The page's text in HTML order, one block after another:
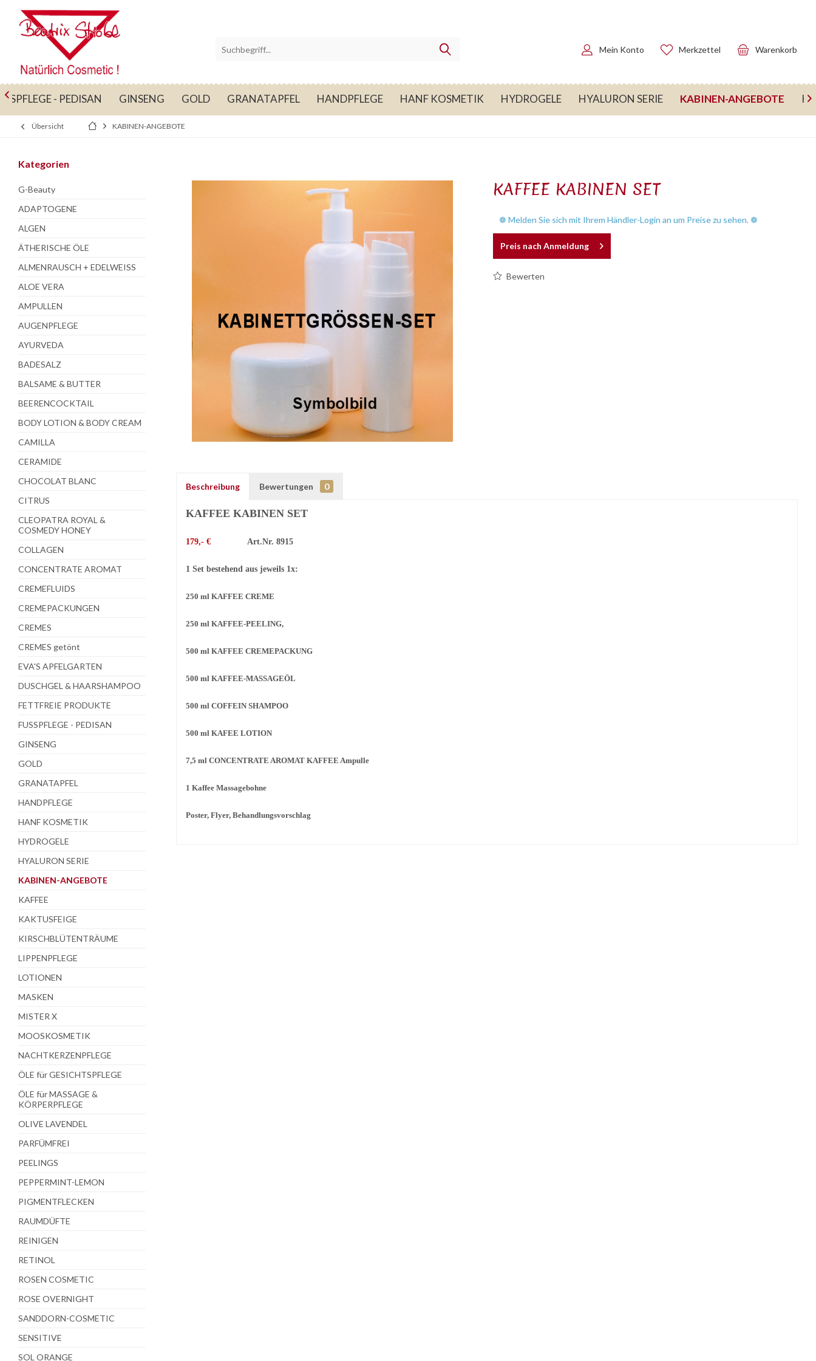
Warenkorb
Merkzettel
Mein Konto
- PEDISAN GINSENG GOLD GRANATAPFEL HANDPFLEGE HANF KOSMETIK HYDROGELE HYALURON SERIE KABINEN-ANGEBOTE
 
Übersicht KABINEN-ANGEBOTE
Kategorien
G-Beauty
ADAPTOGENE
ALGEN
ÄTHERISCHE ÖLE
ALMENRAUSCH + EDELWEISS
ALOE VERA
AMPULLEN
AUGENPFLEGE
AYURVEDA
BADESALZ
BALSAME & BUTTER
BEERENCOCKTAIL
BODY LOTION & BODY CREAM
CAMILLA
CERAMIDE
CHOCOLAT BLANC
CITRUS
CLEOPATRA ROYAL &
COSMEDY HONEY
COLLAGEN
CONCENTRATE AROMAT
CREMEFLUIDS
CREMEPACKUNGEN
CREMES
CREMES getönt
EVA'S APFELGARTEN
DUSCHGEL & HAARSHAMPOO
FETTFREIE PRODUKTE
FUSSPFLEGE - PEDISAN
GINSENG
GOLD
GRANATAPFEL
HANDPFLEGE
HANF KOSMETIK
HYDROGELE
HYALURON SERIE
KABINEN-ANGEBOTE
KAFFEE
KAKTUSFEIGE
KIRSCHBLÜTENTRÄUME
LIPPENPFLEGE
LOTIONEN
MASKEN
MISTER X
MOOSKOSMETIK
NACHTKERZENPFLEGE
ÖLE für GESICHTSPFLEGE
ÖLE für MASSAGE &
KÖRPERPFLEGE
OLIVE LAVENDEL
PARFÜMFREI
PEELINGS
PEPPERMINT-LEMON
PIGMENTFLECKEN
RAUMDÜFTE
REINIGEN
RETINOL
ROSEN COSMETIC
ROSE OVERNIGHT
SANDDORN-COSMETIC
SENSITIVE
SOL ORANGE
KAFFEE KABINEN SET
❁ Melden Sie sich mit Ihrem Händler-Login an um Preise zu sehen. ❁
Preis nach Anmeldung
Bewerten
Beschreibung Bewertungen 0
KAFFEE KABINEN SET
179,- € Art.Nr. 8915
1 Set bestehend aus jeweils 1x:
250 ml KAFFEE CREME
250 ml KAFFEE-PEELING,
500 ml KAFFEE CREMEPACKUNG
500 ml KAFFEE-MASSAGEÖL
500 ml COFFEIN SHAMPOO
500 ml KAFEE LOTION
7,5 ml CONCENTRATE AROMAT KAFFEE Ampulle
1 Kaffee Massagebohne
Poster, Flyer, Behandlungsvorschlag